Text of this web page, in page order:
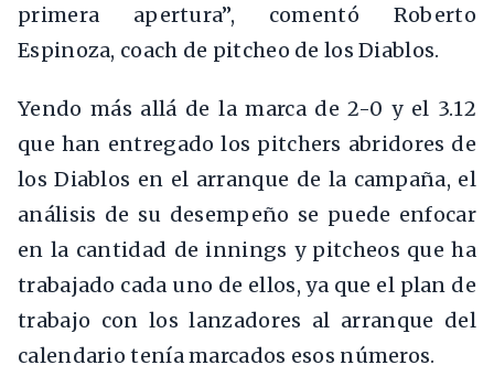
primera apertura”, comentó Roberto
Espinoza, coach de pitcheo de los Diablos.
Yendo más allá de la marca de 2-0 y el 3.12
que han entregado los pitchers abridores de
los Diablos en el arranque de la campaña, el
análisis de su desempeño se puede enfocar
en la cantidad de innings y pitcheos que ha
trabajado cada uno de ellos, ya que el plan de
trabajo con los lanzadores al arranque del
calendario tenía marcados esos números.